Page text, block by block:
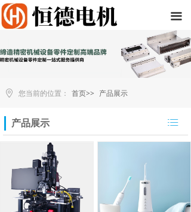
끀
您当前的位置： 首页>> 产品展示
产品展示 ꂇ